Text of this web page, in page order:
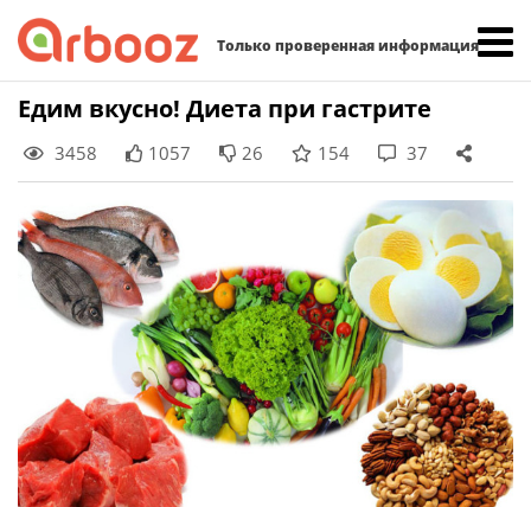
Только проверенная информация
Skip
to
content
Едим вкусно! Диета при гастрите
3458 1057 26 154 37
Найти: